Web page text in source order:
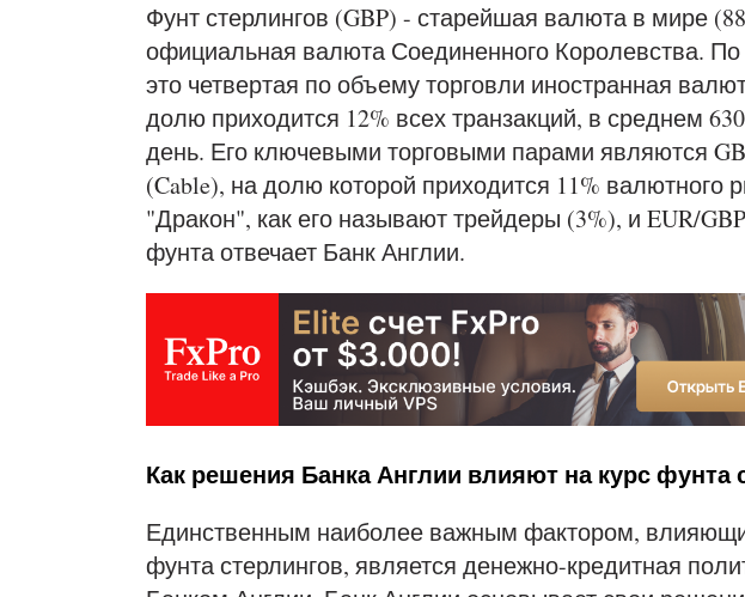
Фунт стерлингов (GBP) - старейшая валюта в мире
официальная валюта Соединенного Королевства.
это четвертая по объему торговли иностранная
долю приходится 12% всех транзакций, в среднем
день. Его ключевыми торговыми парами являются
(Cable), на долю которой приходится 11% валютного
"Дракон", как его называют трейдеры (3%), и EUR/
фунта отвечает Банк Англии.
Как решения Банка Англии влияют на курс фунта
Единственным наиболее важным фактором,
фунта стерлингов, является денежно-кредитная